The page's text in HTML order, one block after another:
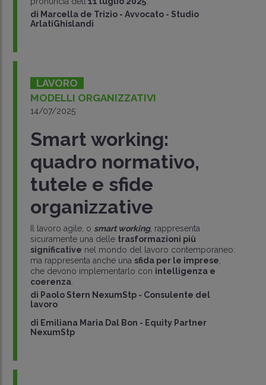
di Marcella de Trizio - Avvocato - Studio
ArlatiGhislandi
LAVORO
MODELLI ORGANIZZATIVI
14/07/2025
Smart working:
quadro normativo,
tutele e sfide
organizzative
Il lavoro agile, o smart working, rappresenta
sicuramente una delle trasformazioni più
significative nel mondo del lavoro contemporaneo:
ma rappresenta anche una sfida per le imprese
che devono implementarlo con intelligenza e
coerenza.
di Paolo Stern NexumStp - Consulente del
lavoro
di Emiliana Maria Dal Bon - Equity Partner
NexumStp